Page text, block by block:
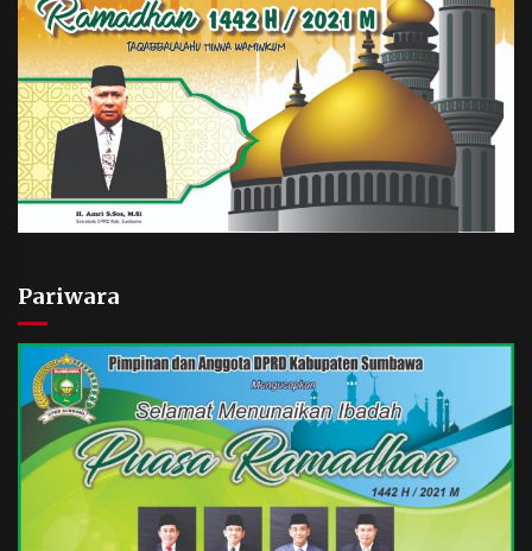
Pariwara